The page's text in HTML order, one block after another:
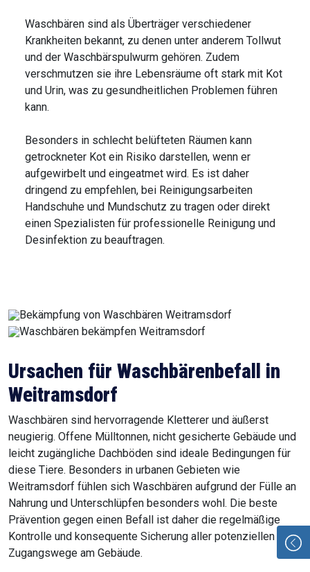
Waschbären sind als Überträger verschiedener
Krankheiten bekannt, zu denen unter anderem Tollwut
und der Waschbärspulwurm gehören. Zudem
verschmutzen sie ihre Lebensräume oft stark mit Kot
und Urin, was zu gesundheitlichen Problemen führen
kann.
Besonders in schlecht belüfteten Räumen kann
getrockneter Kot ein Risiko darstellen, wenn er
aufgewirbelt und eingeatmet wird. Es ist daher
dringend zu empfehlen, bei Reinigungsarbeiten
Handschuhe und Mundschutz zu tragen oder direkt
einen Spezialisten für professionelle Reinigung und
Desinfektion zu beauftragen.
Ursachen für Waschbärenbefall in
Weitramsdorf
Waschbären sind hervorragende Kletterer und äußerst
neugierig. Offene Mülltonnen, nicht gesicherte Gebäude und
leicht zugängliche Dachböden sind ideale Bedingungen für
diese Tiere. Besonders in urbanen Gebieten wie
Weitramsdorf fühlen sich Waschbären aufgrund der Fülle an
Nahrung und Unterschlüpfen besonders wohl. Die beste
Prävention gegen einen Befall ist daher die regelmäßige
Kontrolle und konsequente Sicherung aller potenziellen
Zugangswege am Gebäude.